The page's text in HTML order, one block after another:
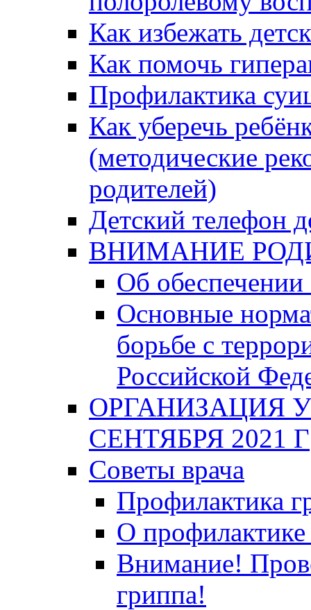
Как избежать
Как помочь
Профилактика
Как уберечь
(методические
родителей)
Детский телефон
ВНИМАНИЕ
Об обеспечении
Основные
борьбе с
Российской
ОРГАНИЗАЦИЯ
СЕНТЯБРЯ 2021 Г
Советы врача
Профилактика
О профилактике
Внимание!
гриппа!